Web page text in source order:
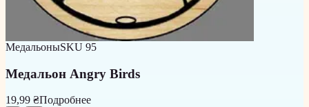
МедальоныSKU 95
Медальон Angry Birds
19,99 ₴Подробнее